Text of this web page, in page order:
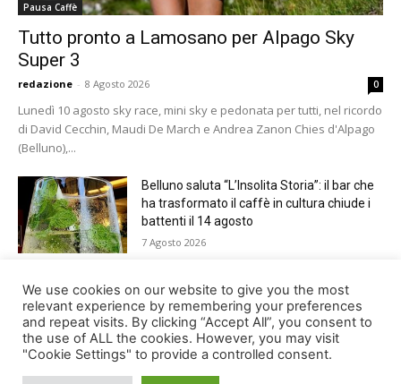
Pausa Caffè
Tutto pronto a Lamosano per Alpago Sky
Super 3
redazione - 8 Agosto 2026 0
Lunedì 10 agosto sky race, mini sky e pedonata per tutti, nel ricordo
di David Cecchin, Maudi De March e Andrea Zanon Chies d'Alpago
(Belluno),...
Belluno saluta “L’Insolita Storia”: il bar che
ha trasformato il caffè in cultura chiude i
battenti il 14 agosto
7 Agosto 2026
Giro del Lago di Santa Croce 2026.
Appuntamento domenica 16 agosto
7 Agosto 2026
We use cookies on our website to give you the most
relevant experience by remembering your preferences
and repeat visits. By clicking “Accept All”, you consent to
the use of ALL the cookies. However, you may visit
"Cookie Settings" to provide a controlled consent.